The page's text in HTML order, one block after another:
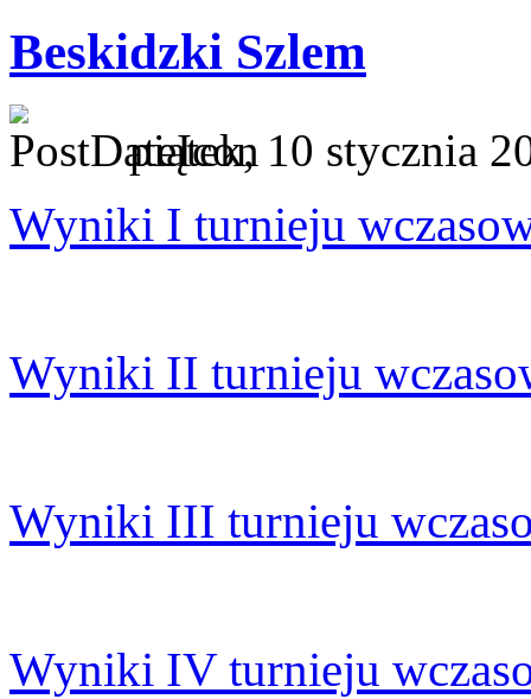
Beskidzki Szlem
piątek, 10 stycznia
Wyniki I turnieju
Wyniki II turnieju
Wyniki III turnieju
Wyniki IV turnieju